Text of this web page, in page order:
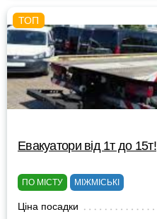
Евакуатори від 1т до 15т!
ПО МІСТУ МІЖМІСЬКІ
Ціна посадки